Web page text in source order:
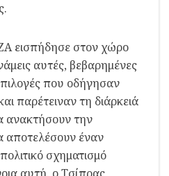
εισπήδησε στον χώρο
αυτές, βεβαρημένες
που οδήγησαν
παρέτειναν τη διάρκειά
ανακτήσουν την
αποτελέσουν έναν
σχηματισμό